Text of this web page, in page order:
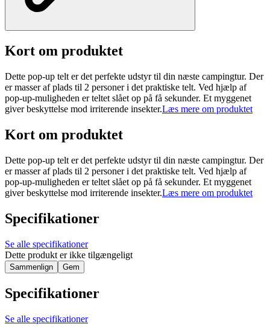
Kort om produktet
Dette pop-up telt er det perfekte udstyr til din næste campingtur. Der
er masser af plads til 2 personer i det praktiske telt. Ved hjælp af
pop-up-muligheden er teltet slået op på få sekunder. Et myggenet
giver beskyttelse mod irriterende insekter.Læs mere om produktet
Kort om produktet
Dette pop-up telt er det perfekte udstyr til din næste campingtur. Der
er masser af plads til 2 personer i det praktiske telt. Ved hjælp af
pop-up-muligheden er teltet slået op på få sekunder. Et myggenet
giver beskyttelse mod irriterende insekter.Læs mere om produktet
Specifikationer
Se alle specifikationer
Dette produkt er ikke tilgængeligt
Sammenlign Gem
Specifikationer
Se alle specifikationer